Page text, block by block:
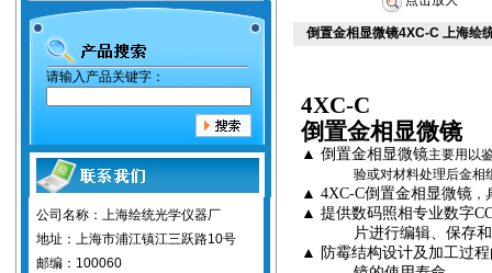
请输入产品关键字：
公司名称：上海绘统光学仪器厂
地址：上海市浦江镇江三跃路10号
邮编：100060
倒置金相显微镜4XC-C 上海绘
4XC-C
倒置金相显微镜
▲ 倒置金相显微镜主要用以
验或对材料处理后金相
▲ 4XC-C倒置金相显微镜，
▲ 提供数码照相专业数字
片进行编辑、保存
▲ 防霉结构设计及加工过